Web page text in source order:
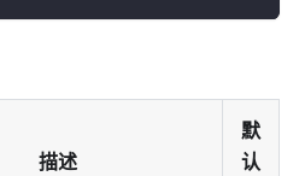
描述
默
认